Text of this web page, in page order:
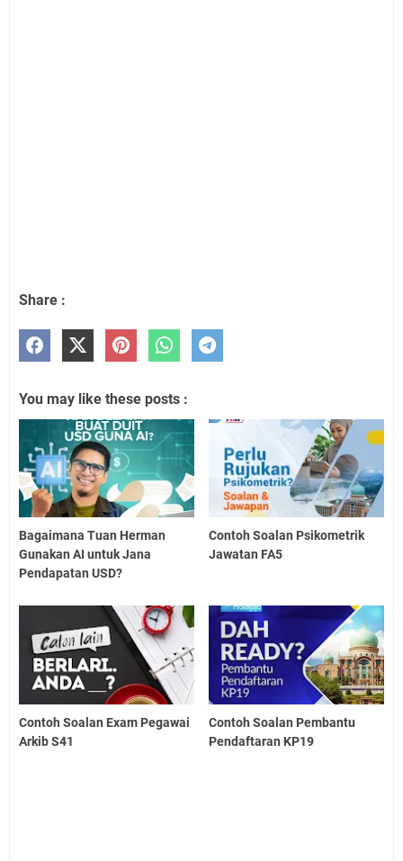
Share :
You may like these posts :
Bagaimana Tuan Herman
Gunakan AI untuk Jana
Pendapatan USD?
Contoh Soalan Psikometrik
Jawatan FA5
Contoh Soalan Exam Pegawai
Arkib S41
Contoh Soalan Pembantu
Pendaftaran KP19